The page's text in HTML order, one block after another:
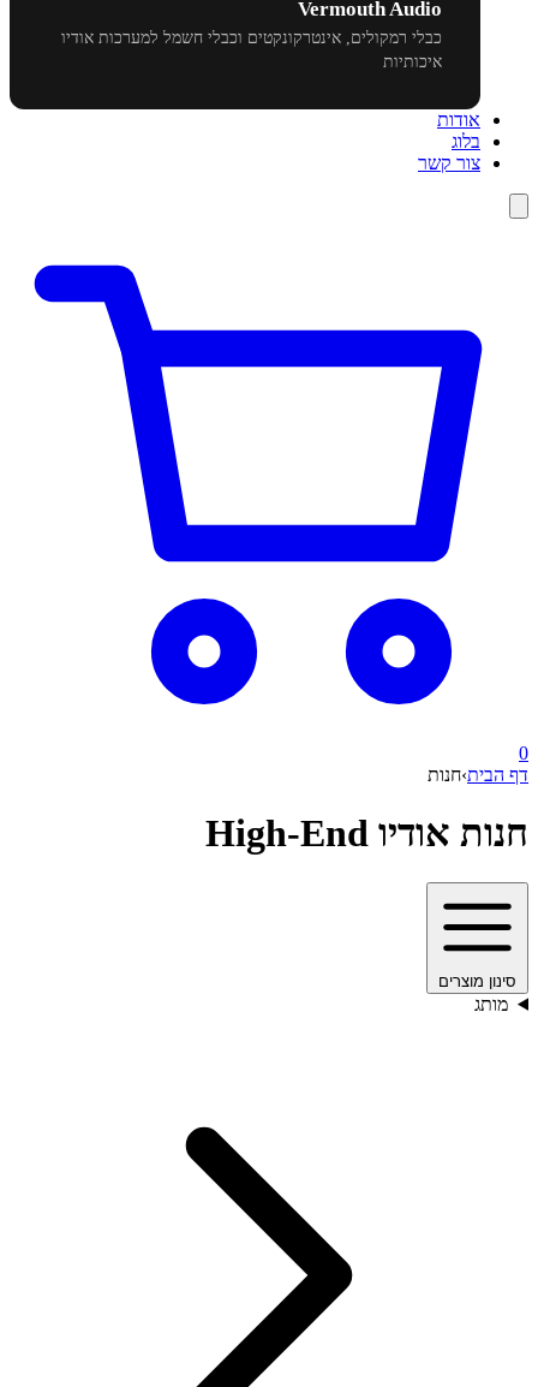
Vermouth Audio
כבלי רמקולים, אינטרקונקטים וכבלי חשמל למערכות אודיו
איכותיות
אודות
בלוג
צור קשר
0
דף הבית›חנות
חנות אודיו High-End
סינון מוצרים
מותג